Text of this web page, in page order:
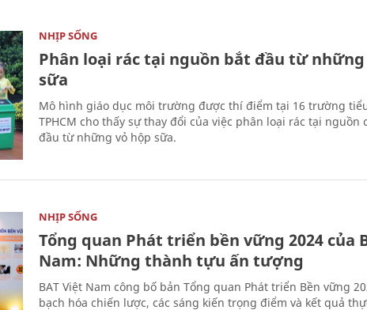
NHỊP SỐNG
Phân loại rác tại nguồn bắt đầu từ những
sữa
Mô hình giáo dục môi trường được thí điểm tại 16 trường
TPHCM cho thấy sự thay đổi của việc phân loại rác tại nguồn
đầu từ những vỏ hộp sữa.
NHỊP SỐNG
Tổng quan Phát triển bền vững 2024 của
Nam: Những thành tựu ấn tượng
BAT Việt Nam công bố bản Tổng quan Phát triển Bền vững
bạch hóa chiến lược, các sáng kiến trọng điểm và kết quả